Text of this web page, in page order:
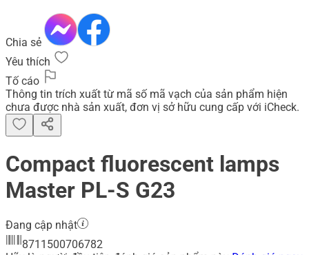
Chia sẻ
Yêu thích
Tố cáo
Thông tin trích xuất từ mã số mã vạch của sản phẩm hiện
chưa được nhà sản xuất, đơn vị sở hữu cung cấp với iCheck.
Compact fluorescent lamps
Master PL-S G23
Đang cập nhật
8711500706782